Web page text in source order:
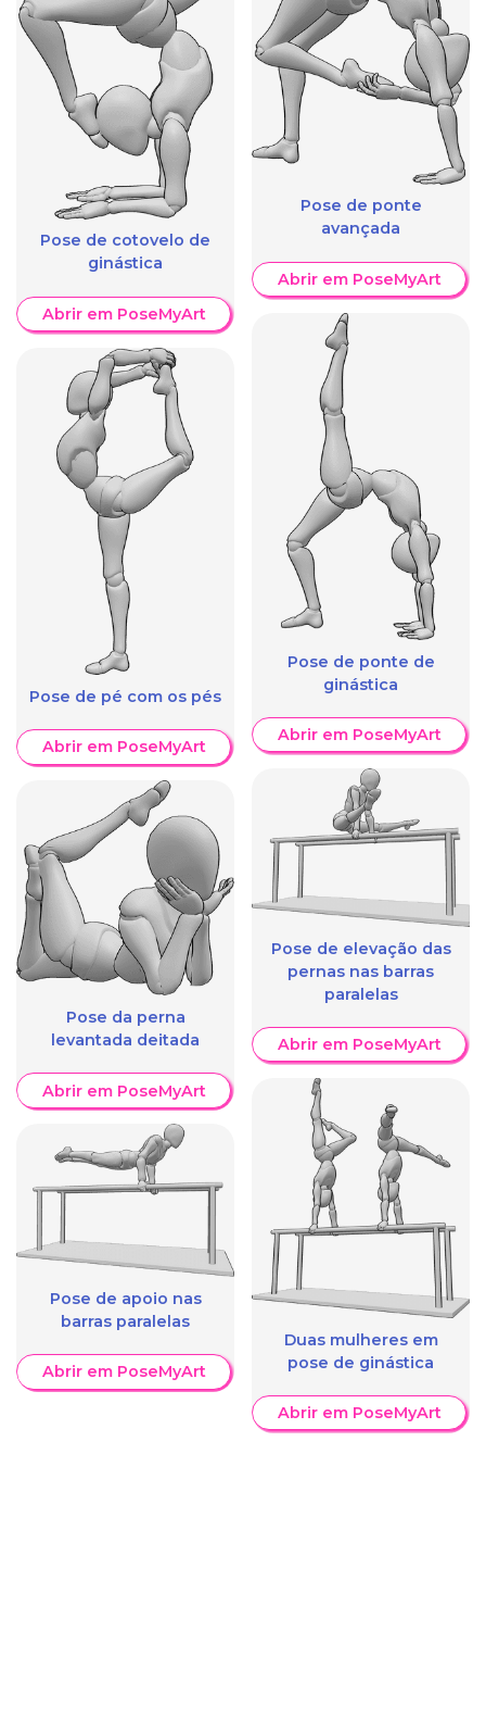
Pose de cotovelo de
ginástica
Abrir em PoseMyArt
Pose de pé com os pés
Abrir em PoseMyArt
Pose da perna
levantada deitada
Abrir em PoseMyArt
Pose de apoio nas
barras paralelas
Abrir em PoseMyArt
Pose de ponte
avançada
Abrir em PoseMyArt
Pose de ponte de
ginástica
Abrir em PoseMyArt
Pose de elevação das
pernas nas barras
paralelas
Abrir em PoseMyArt
Duas mulheres em
pose de ginástica
Abrir em PoseMyArt